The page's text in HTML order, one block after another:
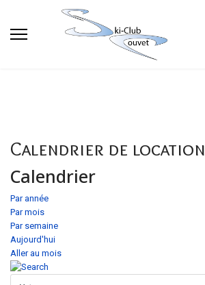
Calendrier de location
Calendrier
Par année
Par mois
Par semaine
Aujourd'hui
Aller au mois